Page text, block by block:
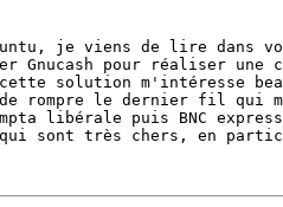
je viens de lire dans
Gnucash pour réaliser
solution m'intéresse
rompre le dernier fil qui
libérale puis BNC
sont très chers, en